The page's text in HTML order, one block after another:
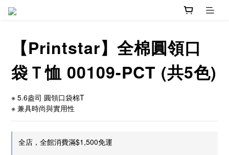
【Printstar】全棉圓領口
袋Ｔ恤 00109-PCT (共5色)
※ 5.6盎司 圓領口袋棉T
※ 兼具時尚與實用性
全店，全館消費滿$1,500免運